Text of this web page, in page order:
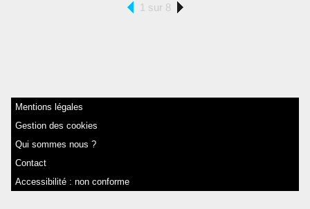
1 sur 8
Mentions légales
Gestion des cookies
Qui sommes nous ?
Contact
Accessibilité : non conforme